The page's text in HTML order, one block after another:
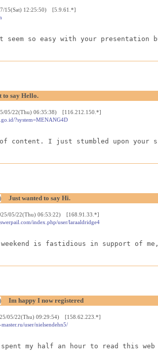
15(Sat) 12:25:50) [5.9.61.*]
seem so easy with your
to say Hello.
05/22(Thu) 06:35:38) [116.212.150.*]
?system=MENANG4D
of content. I just stumbled upon
Just wanted to say Hi.
05/22(Thu) 06:53:22) [168.91.33.*]
index.php/user/laraaldridge4
is fastidious in support of
Im happy I now registered
05/22(Thu) 09:29:54) [158.62.223.*]
user/nielsendehn5/
my half an hour to read this